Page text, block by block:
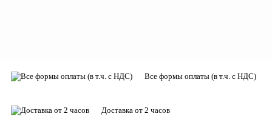
Все формы оплаты (в т.ч. с НДС)
Доставка от 2 часов